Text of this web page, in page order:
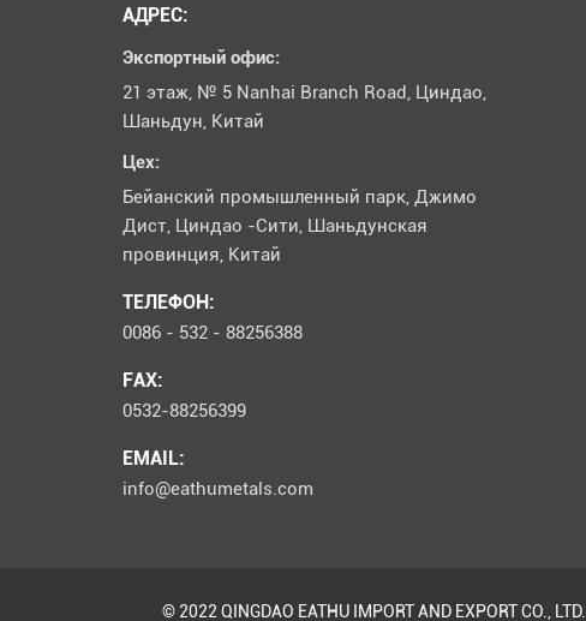
АДРЕС:
Экспортный офис:
21 этаж, № 5 Nanhai Branch Road, Циндао,
Шаньдун, Китай
Цех:
Бейанский промышленный парк, Джимо
Дист, Циндао -Сити, Шаньдунская
провинция, Китай
ТЕЛЕФОН:
0086 - 532 - 88256388
FAX:
0532-88256399
EMAIL:
info@eathumetals.com
© 2022 QINGDAO EATHU IMPORT AND EXPORT CO., LTD.